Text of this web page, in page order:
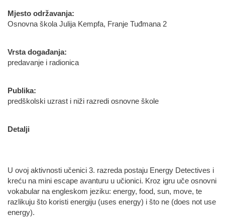
Mjesto održavanja:
Osnovna škola Julija Kempfa, Franje Tuđmana 2
Vrsta događanja:
predavanje i radionica
Publika:
predškolski uzrast i niži razredi osnovne škole
Detalji
U ovoj aktivnosti učenici 3. razreda postaju Energy Detectives i
kreću na mini escape avanturu u učionici. Kroz igru uče osnovni
vokabular na engleskom jeziku: energy, food, sun, move, te
razlikuju što koristi energiju (uses energy) i što ne (does not use
energy).